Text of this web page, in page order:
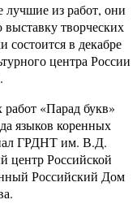
из работ, они
творческих
состоится в декабре
центра России
«Парад букв»
языков коренных
ГРДНТ им. В.Д.
центр Российской
Российский Дом